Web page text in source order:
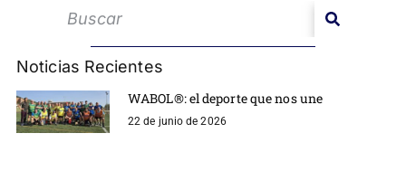
Noticias Recientes
WABOL®: el deporte que nos une
22 de junio de 2026